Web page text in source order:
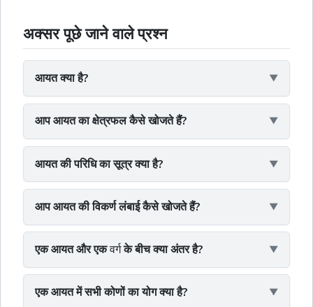
अक्सर पूछे जाने वाले प्रश्न
आयत क्या है?
आप आयत का क्षेत्रफल कैसे खोजते हैं?
आयत की परिधि का सूत्र क्या है?
आप आयत की विकर्ण लंबाई कैसे खोजते हैं?
एक आयत और एकवर्गके बीच क्या अंतर है?
एक आयत में सभी कोणों का योग क्या है?